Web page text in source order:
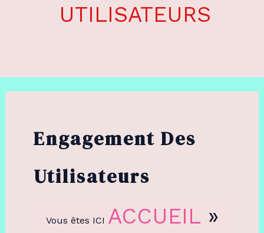
UTILISATEURS
Engagement Des
Utilisateurs
Vous êtes ICI ACCUEIL»